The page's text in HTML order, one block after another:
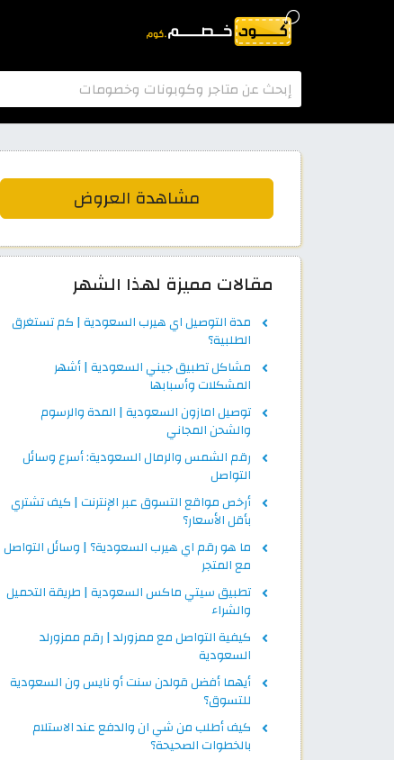
مشاهدة العروض
مقالات مميزة لهذا الشهر
مدة التوصيل اي هيرب السعودية | كم تستغرق
الطلبية؟
مشاكل تطبيق جيني السعودية | أشهر
المشكلات وأسبابها
توصيل امازون السعودية | المدة والرسوم
والشحن المجاني
رقم الشمس والرمال السعودية: أسرع وسائل
التواصل
أرخص مواقع التسوق عبر الإنترنت | كيف تشتري
بأقل الأسعار؟
ما هو رقم اي هيرب السعودية؟ | وسائل التواصل
مع المتجر
تطبيق سيتي ماكس السعودية | طريقة التحميل
والشراء
كيفية التواصل مع ممزورلد | رقم ممزورلد
السعودية
أيهما أفضل قولدن سنت أو نايس ون السعودية
للتسوق؟
كيف أطلب من شي ان والدفع عند الاستلام
بالخطوات الصحيحة؟